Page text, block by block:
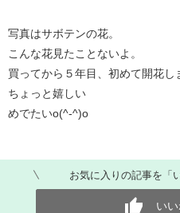
写真はサボテンの花。
こんな花見たことないよ。
買ってから５年目、初めて開花し
ちょっと嬉しい
めでたいo(^-^)o
お気に入りの記事を「
いい